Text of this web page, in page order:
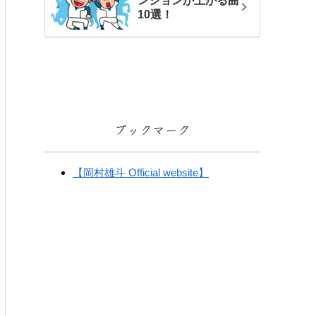
10選！
ブックマーク
【岡村雄斗 Official website】